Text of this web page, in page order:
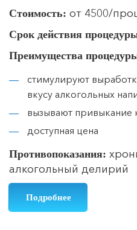
Стоимость: от 4500/
Срок действия
Преимущества
стимулируют
вкусу алкогольных
вызывают привыкание
доступная цена
Противопоказания:
алкогольный делирий
Подробнее